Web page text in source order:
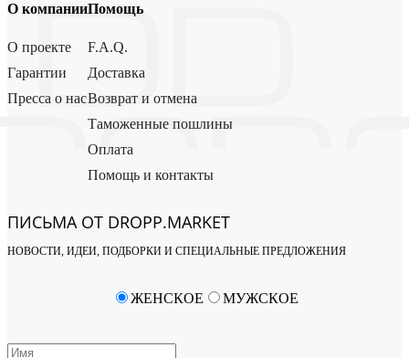
О компании
О проекте
Гарантии
Пресса о нас
Помощь
F.A.Q.
Доставка
Возврат и отмена
Таможенные пошлины
Оплата
Помощь и контакты
ПИСЬМА ОТ DROPP.MARKET
НОВОСТИ, ИДЕИ, ПОДБОРКИ И СПЕЦИАЛЬНЫЕ ПРЕДЛОЖЕНИЯ
ЖЕНСКОЕ МУЖСКОЕ